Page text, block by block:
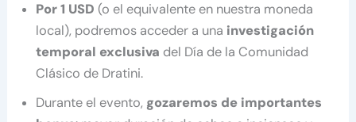
Por 1 USD(o el equivalente en nuestra moneda
local), podremos acceder a una investigación
temporal exclusiva del Día de la Comunidad
Clásico de Dratini.
Durante el evento, gozaremos de importantes